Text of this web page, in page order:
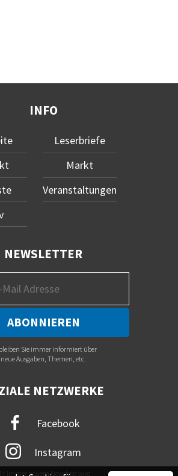
INFO
Leserbriefe
Markt
Veranstaltungen
NEWSLETTER
Sie immer informiert über
neue Ausgaben, Themen, etc.
NETZWERKE
Facebook
Instagram
immer neuem Newsfeed wird